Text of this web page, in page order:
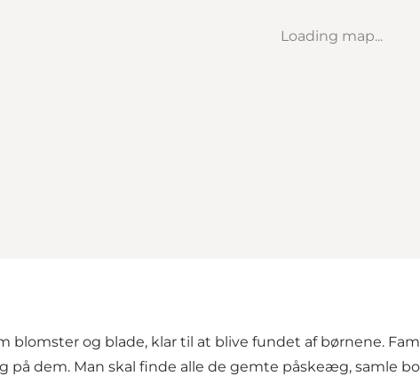
Loading map...
og blade, klar til at blive fundet af børnene.
på dem. Man skal finde alle de gemte påskeæg, samle